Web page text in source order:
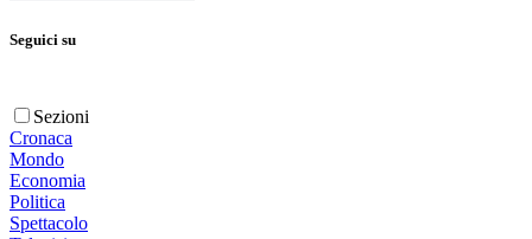
Seguici su
Sezioni
Cronaca
Mondo
Economia
Politica
Spettacolo